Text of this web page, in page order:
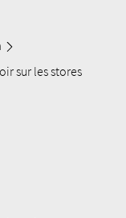
sur les stores